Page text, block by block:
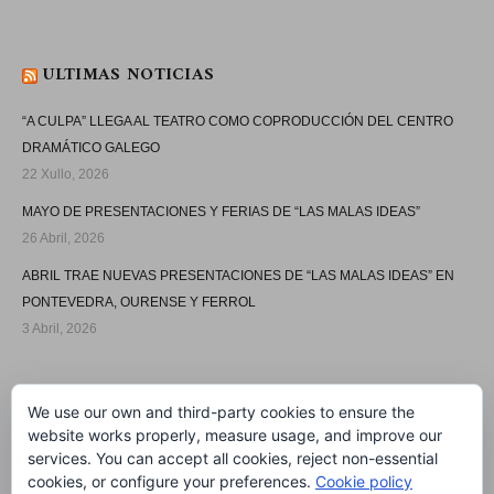
ULTIMAS NOTICIAS
“A CULPA” LLEGA AL TEATRO COMO COPRODUCCIÓN DEL CENTRO
DRAMÁTICO GALEGO
22 Xullo, 2026
MAYO DE PRESENTACIONES Y FERIAS DE “LAS MALAS IDEAS”
26 Abril, 2026
ABRIL TRAE NUEVAS PRESENTACIONES DE “LAS MALAS IDEAS” EN
PONTEVEDRA, OURENSE Y FERROL
3 Abril, 2026
We use our own and third-party cookies to ensure the
website works properly, measure usage, and improve our
services. You can accept all cookies, reject non-essential
cookies, or configure your preferences. Cookie policy